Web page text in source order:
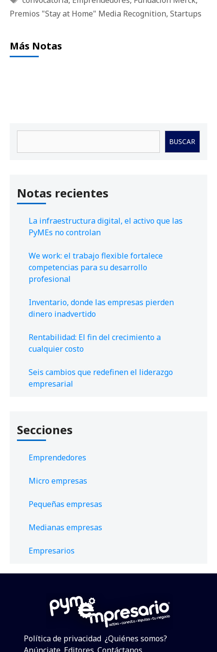
Premios "Stay at Home" Media Recognition, Startups
Más Notas
BUSCAR
Notas recientes
La infraestructura digital, el activo que las
PyMEs no controlan
We work: el trabajo flexible fortalece
competencias para su desarrollo
profesional
Inventario, donde las empresas pierden
dinero inadvertido
Rentabilidad: El fin del crecimiento a
cualquier costo
Seis cambios que redefinen el liderazgo
empresarial
Secciones
Emprendedores
Micro empresas
Pequeñas empresas
Medianas empresas
Empresarios
Política de privacidad ¿Quiénes somos?